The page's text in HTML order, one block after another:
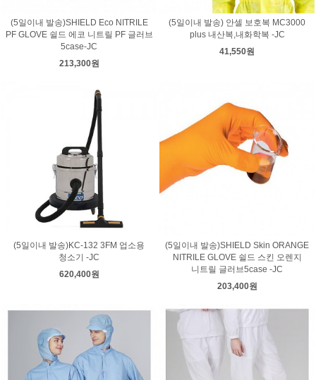
(5일이내 발송)SHIELD Eco NITRILE
PF GLOVE 쉴드 에코 니트릴 PF 글러브
5case-JC
213,300원
(5일이내 발송) 안셀 보호복 MC3000
plus 내산복,내화학복 -JC
41,550원
(5일이내 발송)KC-132 3FM 업소용
청소기 -JC
620,400원
(5일이내 발송)SHIELD Skin ORANGE
NITRILE GLOVE 쉴드 스킨 오렌지
니트릴 글러브5case -JC
203,400원